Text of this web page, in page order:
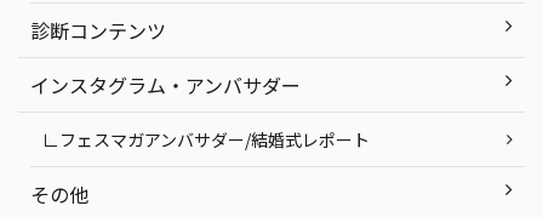
診断コンテンツ
インスタグラム・アンバサダー
∟フェスマガアンバサダー/結婚式レポート
その他